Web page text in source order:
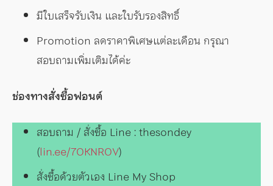
มีใบเสร็จรับเงิน และใบรับรองสิทธิ์
Promotion ลดราคาพิเศษแต่ละเดือน กรุณา
สอบถามเพิ่มเติมได้ค่ะ
ช่องทางสั่งซื้อฟอนต์
สอบถาม / สั่งซื้อ Line : thesondey
(lin.ee/7OKNROV)
สั่งซื้อด้วยตัวเอง Line My Shop